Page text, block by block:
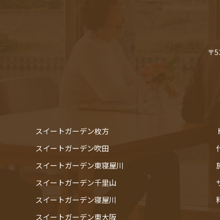
〒
スイートガーデン枚方
スイートガーデン吹田
スイートガーデン東寝屋川
スイートガーデン千里山
スイートガーデン寝屋川
スイートガーデン東大阪